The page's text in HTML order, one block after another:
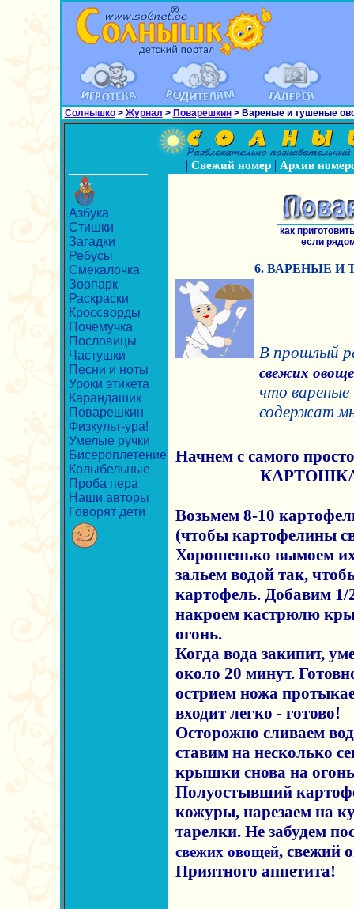
Солнышко> Журнал > Поварешкин> Вареные и тушеные
| Свежий номер| Архив
Азбука
Стишки
Загадки
Ребусы
Смекалочка
Зоопарк
Раскраски
Кроссворды
Почемучка
Пословицы
Частушки
Песни и ноты
Уроки этикета
Карандашик
Поварешкин
Физкульт-ура!
Умелые ручки
Бисероплетение
Колыбельные
Проба пера
Наши авторы
Говорят дети
как
если
6. ВАРЕНЫЕ
В прошлый
свежих
что
содержат
Начнем с самого
Возьмем 8-10
(чтобы картофелины
Хорошенько вымоем
зальем водой так,
картофель. Добавим
накроем кастрюлю
огонь.
Когда вода закипит,
около 20 минут.
острием ножа
входит легко - готово!
Осторожно сливаем
ставим на несколько
крышки снова на
Полуостывший
кожуры, нарезаем на
тарелки. Не забудем
свежих овощей, свежий
Приятного аппетита!